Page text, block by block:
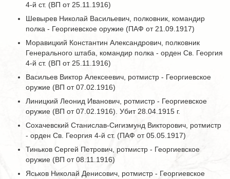
4-й ст. (ВП от 25.11.1916)
Шевырев Николай Васильевич, полковник, командир
полка - Георгиевское оружие (ПАФ от 21.09.1917)
Моравицкий Константин Александрович, полковник
Генерального штаба, командир полка - орден Св. Георгия
4-й ст. (ВП от 25.11.1916)
Васильев Виктор Алексеевич, ротмистр - Георгиевское
оружие (ВП от 07.02.1916)
Линицкий Леонид Иванович, ротмистр - Георгиевское
оружие (ВП от 07.02.1916). Убит 28.04.1915 г.
Сохачевский Станислав-Сигизмунд Викторович, ротмистр
- орден Св. Георгия 4-й ст. (ПАФ от 05.05.1917)
Тиньков Сергей Петрович, ротмистр - Георгиевское
оружие (ВП от 08.11.1916)
Яськов Николай Денисович, ротмистр - Георгиевское